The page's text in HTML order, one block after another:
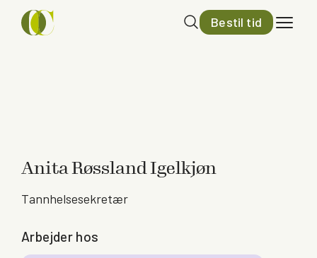
Bestil tid
Anita Røssland Igelkjøn
Tannhelsesekretær
Arbejder hos